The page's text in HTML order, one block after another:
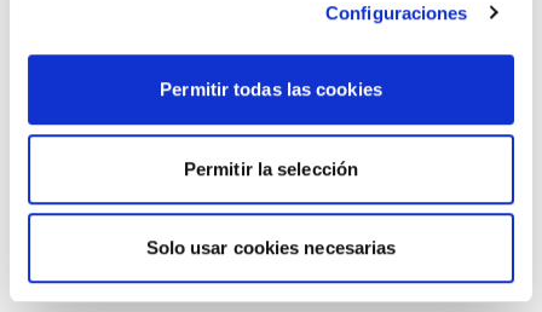
Configuraciones
Permitir todas las cookies
Permitir la selección
Solo usar cookies necesarias